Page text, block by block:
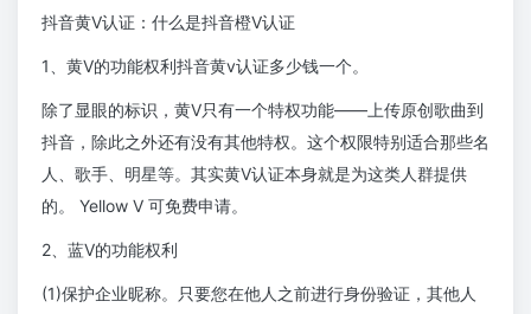
抖音黄V认证：什么是抖音橙V认证
1、黄V的功能权利抖音黄v认证多少钱一个。
除了显眼的标识，黄V只有一个特权功能——上传原创歌曲到
抖音，除此之外还有没有其他特权。这个权限特别适合那些名
人、歌手、明星等。其实黄V认证本身就是为这类人群提供
的。 Yellow V 可免费申请。
2、蓝V的功能权利
(1)保护企业昵称。只要您在他人之前进行身份验证，其他人